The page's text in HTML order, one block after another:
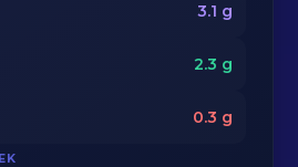
3.1 g
2.3 g
0.3 g